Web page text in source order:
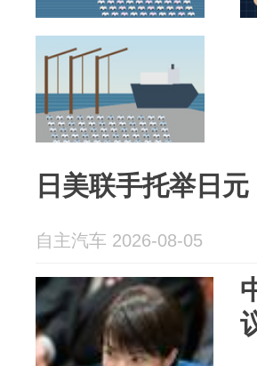
日美联手托举日
自主汽车 2026-08-05